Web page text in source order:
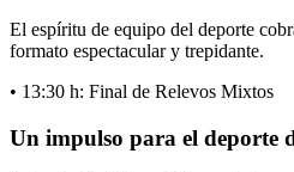
El espíritu de equipo del deporte
formato espectacular y trepidante.
• 13:30 h: Final de Relevos Mixtos
Un impulso para el deporte